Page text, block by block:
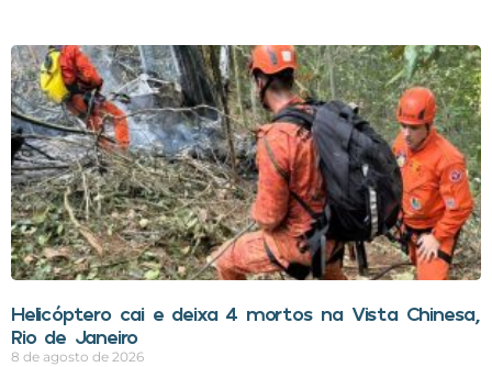
Helicóptero cai e deixa 4 mortos na Vista Chinesa,
Rio de Janeiro
8 de agosto de 2026